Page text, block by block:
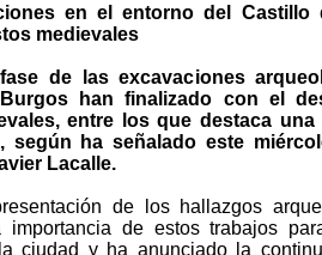
en el entorno del
medievales
de las excavaciones
han finalizado con el
entre los que destaca
según ha señalado este
Lacalle.
de los hallazgos
importancia de estos trabajos
ciudad y ha anunciado la